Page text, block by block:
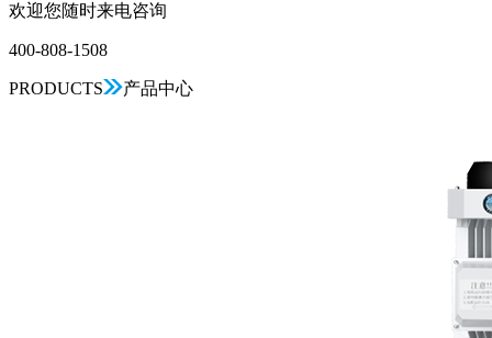
欢迎您随时来电咨询
400-808-1508
PRODUCTS 产品中心